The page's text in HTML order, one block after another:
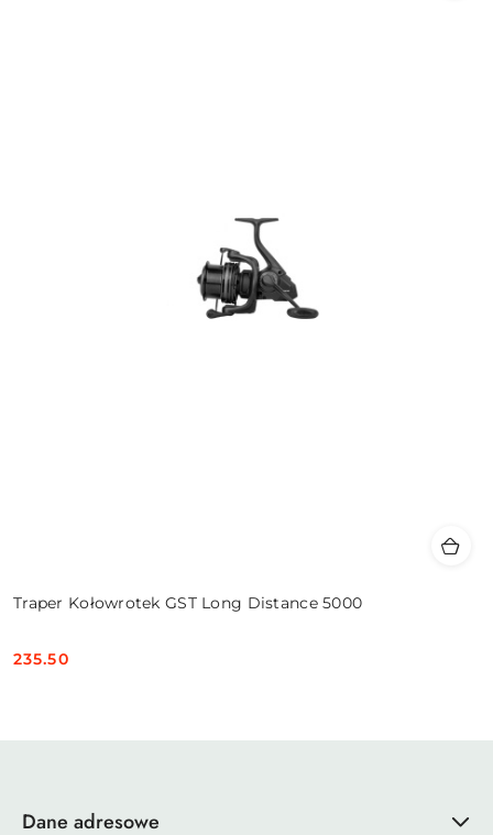
Traper Kołowrotek GST Long Distance 5000
Cena:
235.50
Dane adresowe